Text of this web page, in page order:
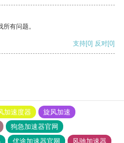
有问题。
支持[0] 反对[0]
加速度器
旋风加速
狗急加速器官网
优途加速器官网 风驰加速器